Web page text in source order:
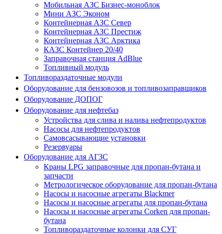
Мобильная АЗС Бизнес-моноблок
Мини АЗС Эконом
Контейнерная АЗС Север
Контейнерная АЗС Престиж
Контейнерная АЗС Арктика
КАЗС Контейнер 20/40
Заправочная станция AdBlue
Топливный модуль
Топливораздаточные модули
Оборудование для бензовозов и топливозаправщиков
Оборудование ДОПОГ
Оборудование для нефтебаз
Устройства для слива и налива нефтепродуктов
Насосы для нефтепродуктов
Самовсасывающие установки
Резервуары
Оборудование для АГЗС
Краны LPG заправочные для пропан-бутана и
запчасти
Метрологическое оборудование для пропан-бутана
Насосы и насосные агрегаты Blackmer
Насосы и насосные агрегаты для пропан-бутана
Насосы и насосные агрегаты Corken для пропан-
бутана
Топливораздаточные колонки для СУГ